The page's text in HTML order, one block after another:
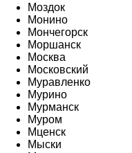
Моздок
Монино
Мончегорск
Моршанск
Москва
Московский
Муравленко
Мурино
Мурманск
Муром
Мценск
Мыски